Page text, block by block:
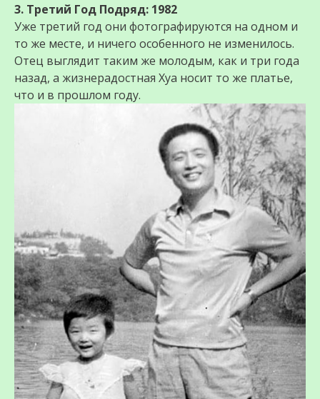
3. Третий Год Подряд: 1982
Уже третий год они фотографируются на одном и
то же месте, и ничего особенного не изменилось.
Отец выглядит таким же молодым, как и три года
назад, а жизнерадостная Хуа носит то же платье,
что и в прошлом году.